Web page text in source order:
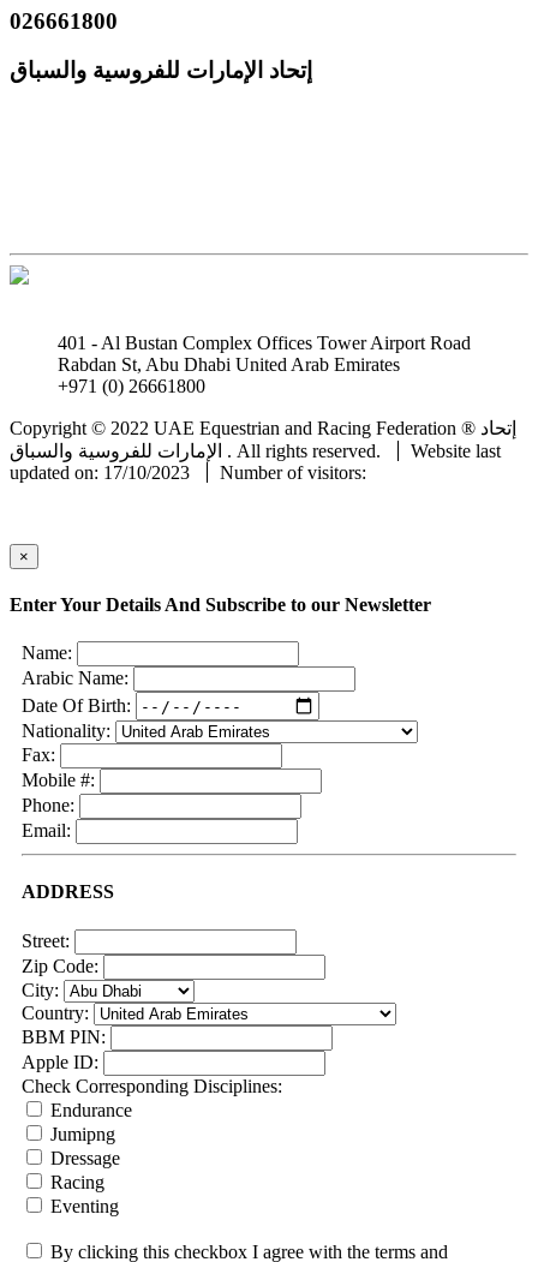
026661800
إتحاد الإمارات للفروسية والسباق
401 - Al Bustan Complex Offices Tower Airport Road
Rabdan St, Abu Dhabi United Arab Emirates
+971 (0) 26661800
Copyright © 2022 UAE Equestrian and Racing Federation ® إتحاد
الإمارات للفروسية والسباق . All rights reserved.
Website last
updated on: 17/10/2023
Number of visitors:
×
Enter Your Details And Subscribe to our Newsletter
Name:
Arabic Name:
Date Of Birth:
Nationality:
Fax:
Mobile #:
Phone:
Email:
ADDRESS
Street:
Zip Code:
City:
Country:
BBM PIN:
Apple ID:
Check Corresponding Disciplines:
Endurance
Jumipng
Dressage
Racing
Eventing
By clicking this checkbox I agree with the terms and